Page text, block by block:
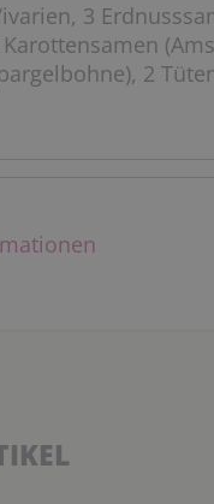
3
2